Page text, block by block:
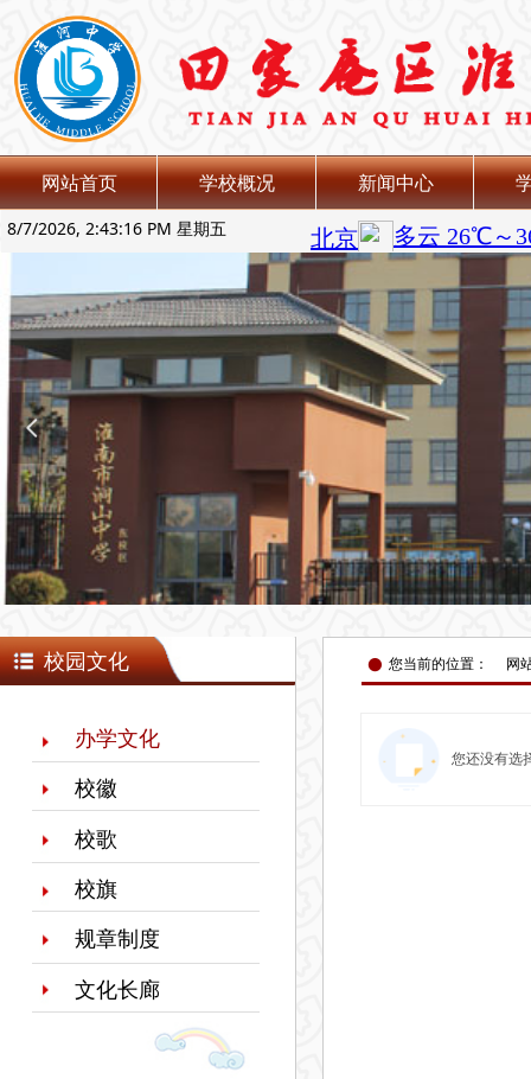
8/7/2026, 2:43:16 PM 星期五
网站首页 学校概况 新闻中心
넳
校园文化
办学文化
校徽
校歌
校旗
规章制度
文化长廊
넸您当前的位置： 网
您还没有选